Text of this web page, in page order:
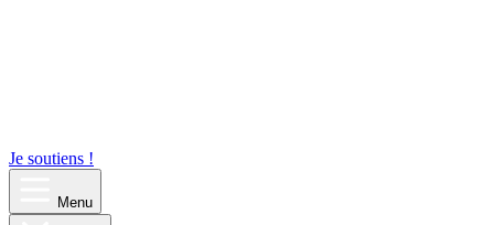
Je soutiens !
Menu